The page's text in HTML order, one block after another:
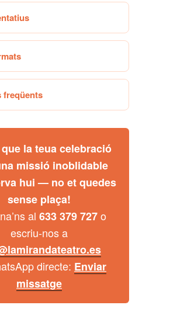
freqüents
la teua celebració
missió inoblidable
hui — no et quedes
sense plaça!
al 633 379 727o
escriu-nos a
directe: Enviar
missatge